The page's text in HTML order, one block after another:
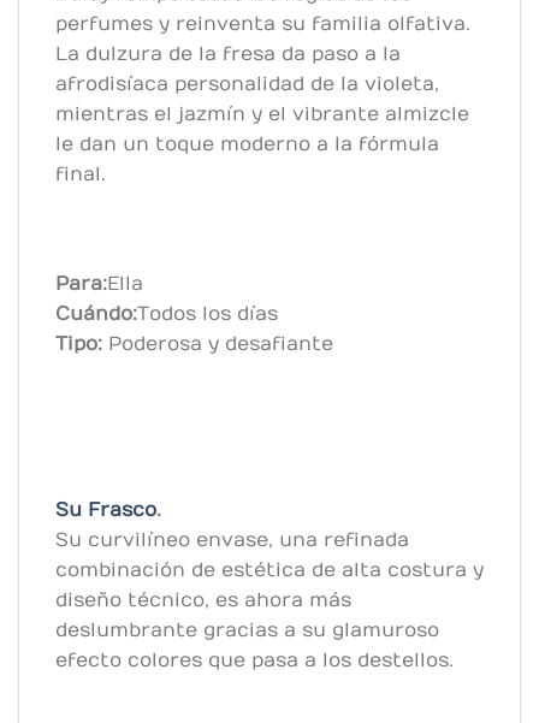
perfumes y reinventa su familia olfativa.
La dulzura de la fresa da paso a la
afrodisíaca personalidad de la violeta,
mientras el jazmín y el vibrante almizcle
le dan un toque moderno a la fórmula
final.
Para:Ella
Cuándo:Todos los días
Tipo: Poderosa y desafiante
Su Frasco.
Su curvilíneo envase, una refinada
combinación de estética de alta costura y
diseño técnico, es ahora más
deslumbrante gracias a su glamuroso
efecto colores que pasa a los destellos.